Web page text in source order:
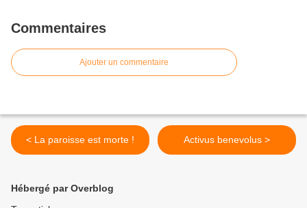
Commentaires
Ajouter un commentaire
< La paroisse est morte ! Activus benevolus >
Hébergé par Overblog